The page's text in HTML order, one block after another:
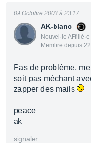
AK-blanc
Nouvel·le AFfilié·e
Membre depuis
09 Octobre 2003 à 23:17
Pas de problème,
soit pas méchant
zapper des mails
peace
ak
signaler